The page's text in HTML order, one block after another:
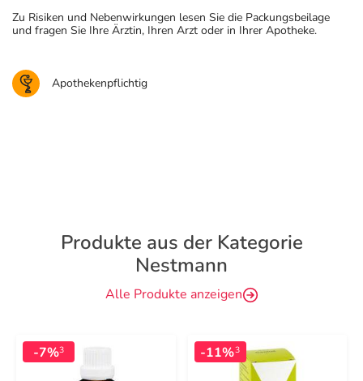
Zu Risiken und Nebenwirkungen lesen Sie die Packungsbeilage
und fragen Sie Ihre Ärztin, Ihren Arzt oder in Ihrer Apotheke.
Apothekenpflichtig
Produkte aus der Kategorie
Nestmann
Alle Produkte anzeigen
-7%3 -11%3